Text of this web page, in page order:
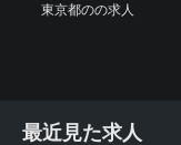
東京都のの求人
最近見た求人